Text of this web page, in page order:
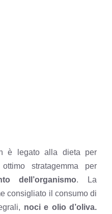
è legato alla dieta per
stratagemma per
dell’organismo. La
consigliato il consumo di
noci e olio d’oliva.